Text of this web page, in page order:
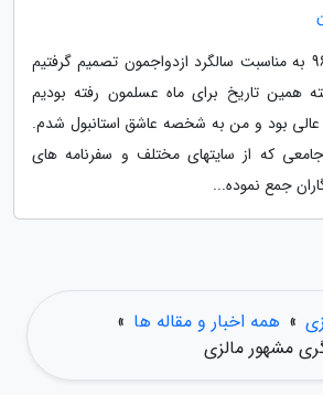
اواخر اردیبهشت سال 96 به مناسبت سالگرد ازدواجمون تصمیم گرفتیم
همین تاریخ برای ماه عسلمون رفته بودیم
عالی بود و من به شخصه عاشق استانبول شدم.
جامعی که از سایتهای مختلف و سفرنامه های
جمع نموده...
» همه اخبار و مقاله ها »
مشهور مالزی